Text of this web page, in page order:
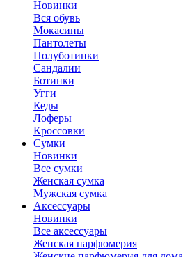
Новинки
Вся обувь
Мокасины
Пантолеты
Полуботинки
Сандалии
Ботинки
Угги
Кеды
Лоферы
Кроссовки
Сумки
Новинки
Все сумки
Женская сумка
Мужская сумка
Аксессуары
Новинки
Все аксессуары
Женская парфюмерия